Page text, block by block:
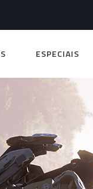
ESPECIAIS